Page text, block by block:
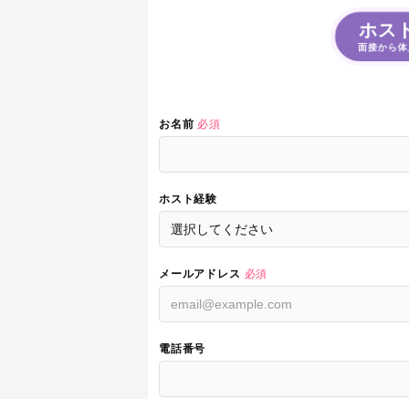
ホス
面接から
お名前 必須
ホスト経験
メールアドレス 必須
電話番号